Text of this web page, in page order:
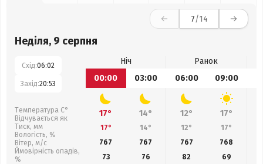
7/14
Неділя, 9 серпня
Схід:06:02
Захід:20:53
Температура С°
Відчувається як
Тиск, мм
Вологість, %
Вітер, м/с
Ймовірність опадів,
%
Ніч
Ранок
00:00
03:00 06:00 09:00
17° 14° 12° 17°
17° 14° 12° 17°
767
767 767 768
73
76 82
69